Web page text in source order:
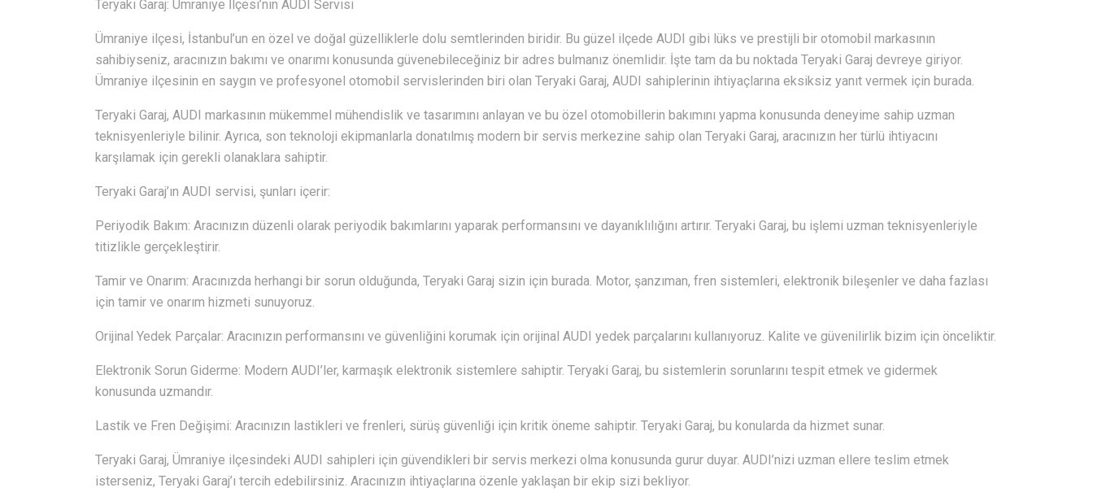
Teryaki Garaj: Ümraniye İlçesi’nin AUDI Servisi
Ümraniye ilçesi, İstanbul’un en özel ve doğal güzelliklerle dolu semtlerinden biridir. Bu güzel ilçede AUDI gibi lüks ve prestijli bir otomobil markasının
sahibiyseniz, aracınızın bakımı ve onarımı konusunda güvenebileceğiniz bir adres bulmanız önemlidir. İşte tam da bu noktada Teryaki Garaj devreye giriyor.
Ümraniye ilçesinin en saygın ve profesyonel otomobil servislerinden biri olan Teryaki Garaj, AUDI sahiplerinin ihtiyaçlarına eksiksiz yanıt vermek için burada.
Teryaki Garaj, AUDI markasının mükemmel mühendislik ve tasarımını anlayan ve bu özel otomobillerin bakımını yapma konusunda deneyime sahip uzman
teknisyenleriyle bilinir. Ayrıca, son teknoloji ekipmanlarla donatılmış modern bir servis merkezine sahip olan Teryaki Garaj, aracınızın her türlü ihtiyacını
karşılamak için gerekli olanaklara sahiptir.
Teryaki Garaj’ın AUDI servisi, şunları içerir:
Periyodik Bakım: Aracınızın düzenli olarak periyodik bakımlarını yaparak performansını ve dayanıklılığını artırır. Teryaki Garaj, bu işlemi uzman teknisyenleriyle
titizlikle gerçekleştirir.
Tamir ve Onarım: Aracınızda herhangi bir sorun olduğunda, Teryaki Garaj sizin için burada. Motor, şanzıman, fren sistemleri, elektronik bileşenler ve daha fazlası
için tamir ve onarım hizmeti sunuyoruz.
Orijinal Yedek Parçalar: Aracınızın performansını ve güvenliğini korumak için orijinal AUDI yedek parçalarını kullanıyoruz. Kalite ve güvenilirlik bizim için önceliktir.
Elektronik Sorun Giderme: Modern AUDI’ler, karmaşık elektronik sistemlere sahiptir. Teryaki Garaj, bu sistemlerin sorunlarını tespit etmek ve gidermek
konusunda uzmandır.
Lastik ve Fren Değişimi: Aracınızın lastikleri ve frenleri, sürüş güvenliği için kritik öneme sahiptir. Teryaki Garaj, bu konularda da hizmet sunar.
Teryaki Garaj, Ümraniye ilçesindeki AUDI sahipleri için güvendikleri bir servis merkezi olma konusunda gurur duyar. AUDI’nizi uzman ellere teslim etmek
isterseniz, Teryaki Garaj’ı tercih edebilirsiniz. Aracınızın ihtiyaçlarına özenle yaklaşan bir ekip sizi bekliyor.